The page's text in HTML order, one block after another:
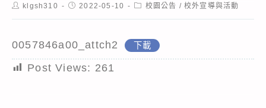
Postklgsh310
Post2022-05-10
Post校園公告 / 校外宣導與活動
0057846a00_attch2 下載
Post Views: 261